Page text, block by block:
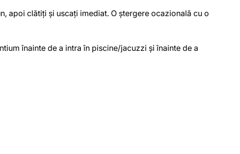
apoi clătiți și uscați imediat. O ștergere ocazională cu o
înainte de a intra în piscine/jacuzzi și înainte de a